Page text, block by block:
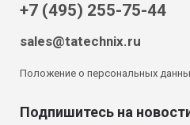
+7 (495) 255-75-44
sales@tatechnix.ru
Положение о персональных
Подпишитесь на